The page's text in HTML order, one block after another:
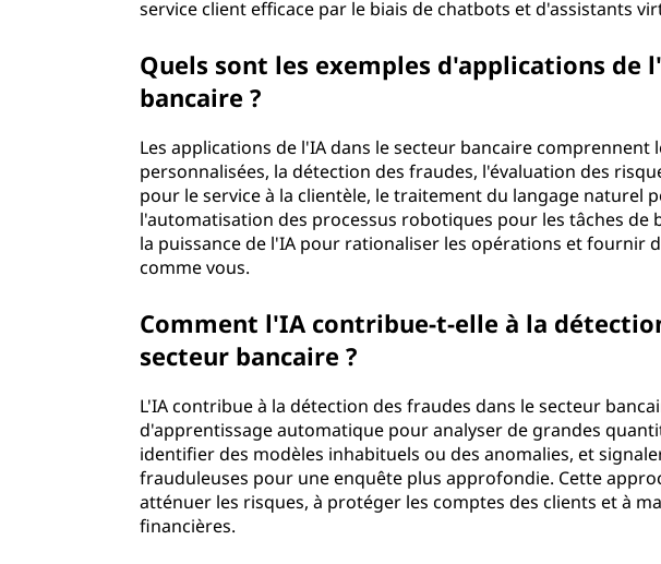
service client efficace par le biais de chatbots et d'assistants
Quels sont les exemples d'applications de
bancaire ?
Les applications de l'IA dans le secteur bancaire
personnalisées, la détection des fraudes, l'évaluation des
pour le service à la clientèle, le traitement du langage naturel
l'automatisation des processus robotiques pour les tâches de
la puissance de l'IA pour rationaliser les opérations et fournir
comme vous.
Comment l'IA contribue-t-elle à la
secteur bancaire ?
L'IA contribue à la détection des fraudes dans le secteur
d'apprentissage automatique pour analyser de grandes
identifier des modèles inhabituels ou des anomalies, et
frauduleuses pour une enquête plus approfondie. Cette
atténuer les risques, à protéger les comptes des clients et à
financières.